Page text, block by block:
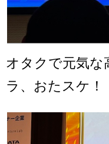
オタクで元気な
ラ、おたスケ！